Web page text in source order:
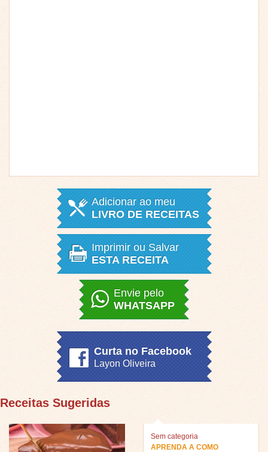
Adicionar ao meu
LIVRO DE RECEITAS
Imprimir ou Salvar
ESTA RECEITA
Envie pelo
WHATSAPP
Curta no Facebook
Layon Oliveira
Receitas Sugeridas
Sem categoria
APRENDA A COMO